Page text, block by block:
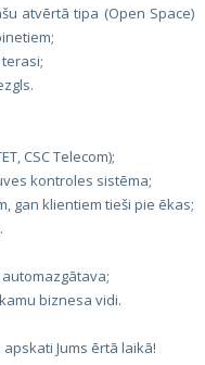
atvērtā tipa (Open Space)
CSC Telecom);
kontroles sistēma;
gan klientiem tieši pie ēkas;
biznesa vidi.
Jums ērtā laikā!